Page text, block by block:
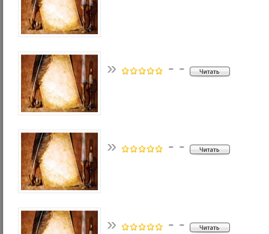
» - -
» - -
» - -